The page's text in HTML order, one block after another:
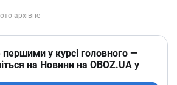
першими у курсі головного —
на Новини на OBOZ.UA у